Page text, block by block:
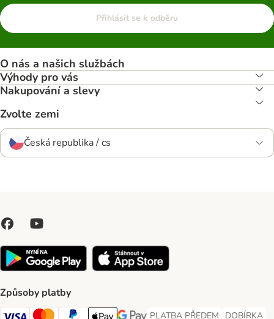
Přihlásit se k odběru
O nás a našich službách
Výhody pro vás
Nakupování a slevy
Zvolte zemi
Česká republika / cs
Způsoby platby
PLATBA PŘEDEM DOBÍRKA